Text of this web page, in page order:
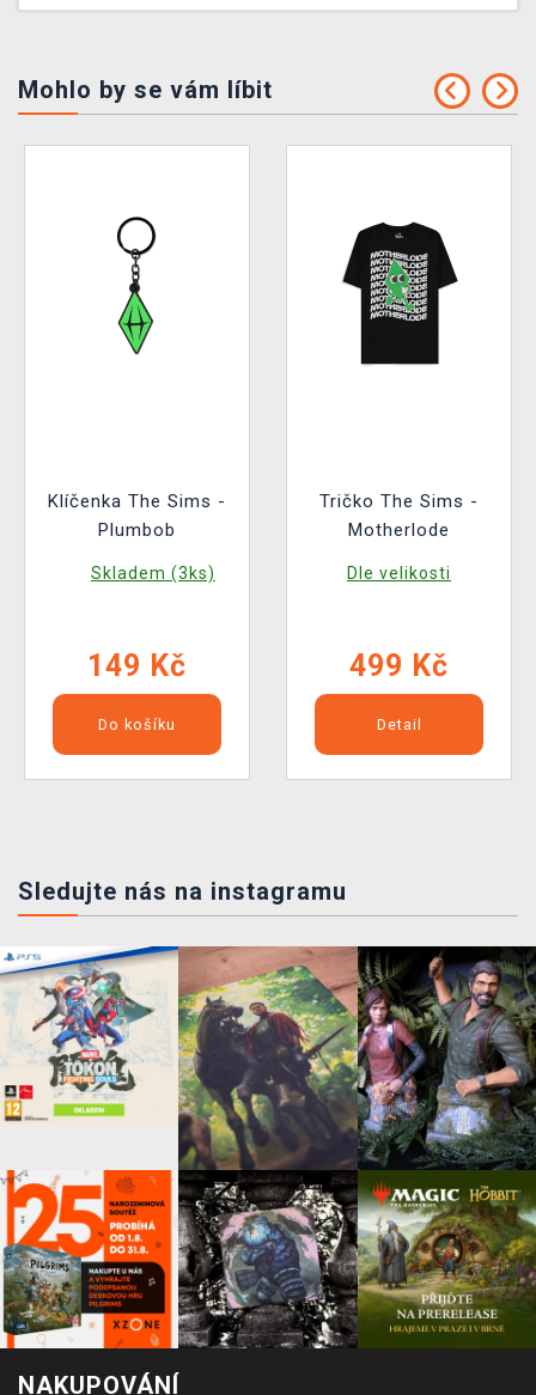
Mohlo by se vám líbit
Klíčenka The Sims -
Plumbob
Skladem (3ks)
149 Kč
Do košíku
Tričko The Sims -
Motherlode
Dle velikosti
499 Kč
Detail
Sledujte nás na instagramu
NAKUPOVÁNÍ